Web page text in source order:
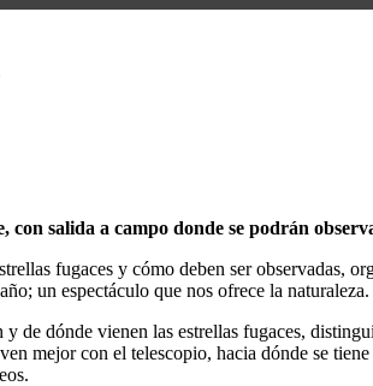
salida a campo donde se podrán
fugaces y cómo deben ser observadas,
un espectáculo que nos ofrece la naturaleza.
dónde vienen las estrellas fugaces,
mejor con el telescopio, hacia dónde se